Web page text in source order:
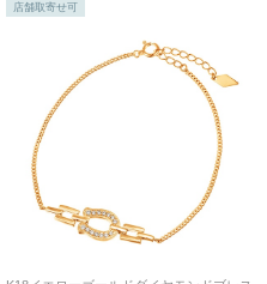
店舗取寄せ可